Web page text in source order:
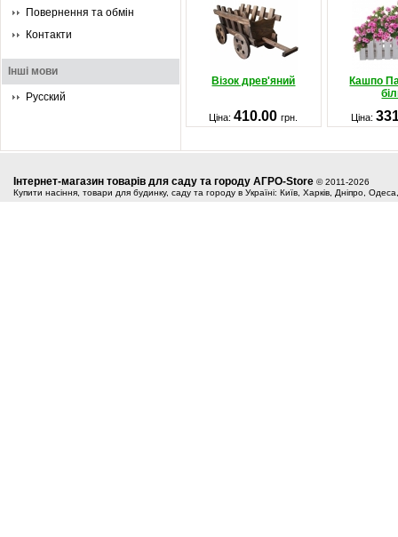
Повернення та обмін
Контакти
Інші мови
Русский
Візок древ'яний
Кашпо
Ціна:410.00грн. Ціна:
Інтернет-магазин товарів для саду та городу АГРО-Store © 2011-2026
Купити насіння, товари для будинку, саду та городу в Україні: Київ, Харків, Дніпро,